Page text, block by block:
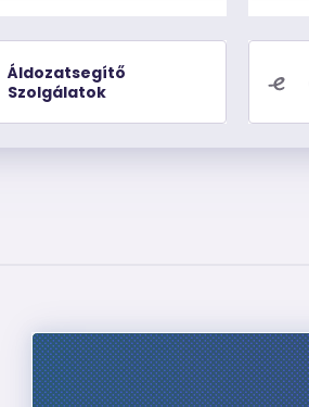
Áldozatsegítő
Szolgálatok